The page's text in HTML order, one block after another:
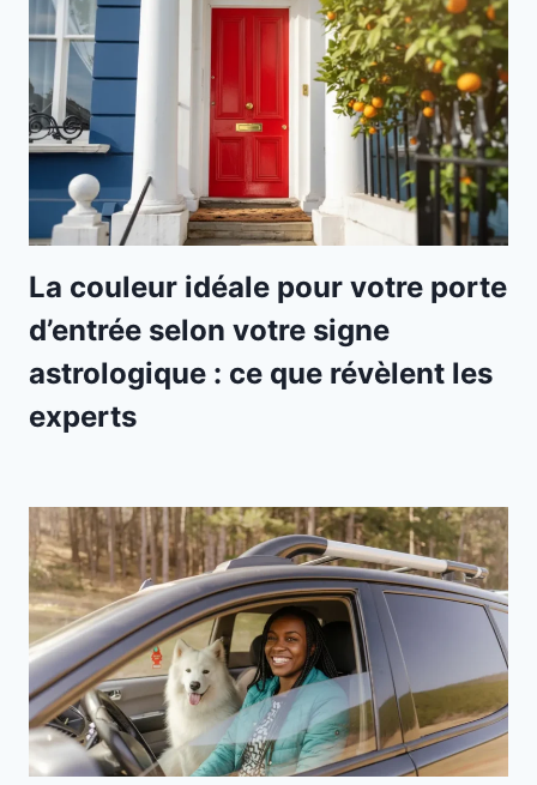
La couleur idéale pour votre porte
d’entrée selon votre signe
astrologique : ce que révèlent les
experts